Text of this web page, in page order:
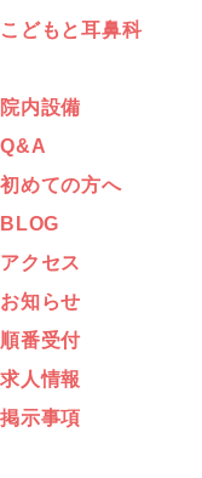
こどもと耳鼻科
院内設備
Q&A
初めての方へ
BLOG
アクセス
お知らせ
順番受付
求人情報
掲示事項